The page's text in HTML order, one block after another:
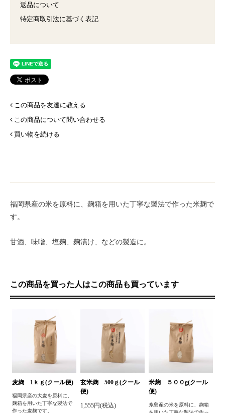
返品について
特定商取引法に基づく表記
この商品を友達に教える
この商品について問い合わせる
買い物を続ける
福岡県産の米を原料に、麹箱を用いた丁寧な製法で作った米麹で
す。
甘酒、味噌、塩麹、麹漬け、などの製造に。
この商品を買った人はこの商品も買っています
麦麹 1ｋｇ(クール便)
福岡県産の大麦を原料に、
麹箱を用いた丁寧な製法で
作った麦麹です。
玄米麹 500ｇ(クール
便)
1,555円(税込)
米麹 ５００g(クール
便)
糸島産の米を原料に、麹箱